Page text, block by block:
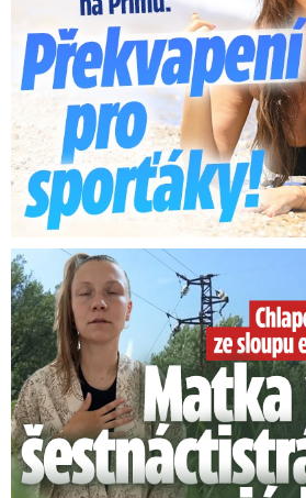
Smrtelný pád chlapce: Matka vydala